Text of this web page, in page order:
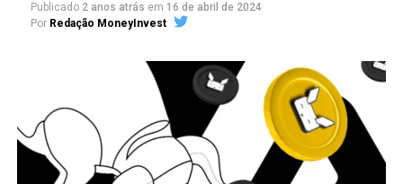
Publicado 2 anos atrás em 16 de abril de 2024
Por Redação MoneyInvest